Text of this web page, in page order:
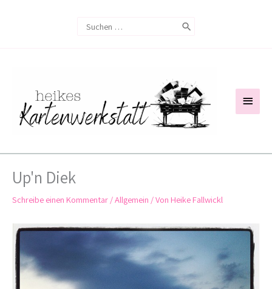
Search
Up'n Diek
Schreibe einen Kommentar /Allgemein / Von Heike Fallwickl